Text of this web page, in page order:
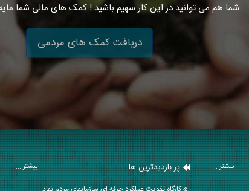
شما هم می توانید در این کار سهیم باشید ! کمک های مالی شما
دریافت کمک های مردمی
بیشتر ... پر بازدیدترین ها بیشتر ...